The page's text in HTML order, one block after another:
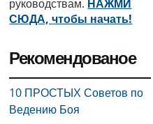
руководствам. НАЖМИ
СЮДА, чтобы начать!
Рекомендованое
10 ПРОСТЫХ Советов по
Ведению Боя